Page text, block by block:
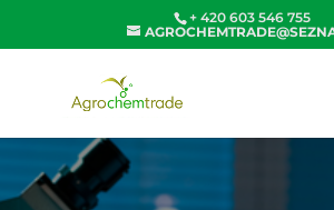
+ 420 603 546 755